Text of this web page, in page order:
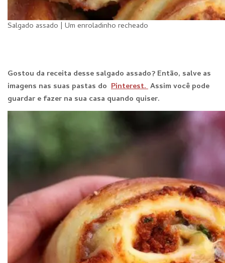
Salgado assado | Um enroladinho recheado
Gostou da receita desse salgado assado? Então, salve as
imagens nas suas pastas do Pinterest.Assim você pode
guardar e fazer na sua casa quando quiser.